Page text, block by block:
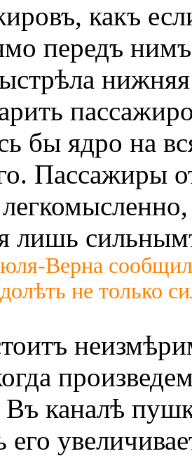
какъ
передъ
бы ядро на
Пассажиры
лишь
Верна
не только
Въ каналѣ
его